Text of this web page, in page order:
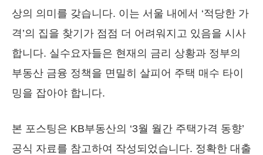
상의 의미를 갖습니다. 이는 서울 내에서 ‘적당한 가
격’의 집을 찾기가 점점 더 어려워지고 있음을 시사
합니다. 실수요자들은 현재의 금리 상황과 정부의
부동산 금융 정책을 면밀히 살피어 주택 매수 타이
밍을 잡아야 합니다.
본 포스팅은 KB부동산의 ‘3월 월간 주택가격 동향’
공식 자료를 참고하여 작성되었습니다. 정확한 대출